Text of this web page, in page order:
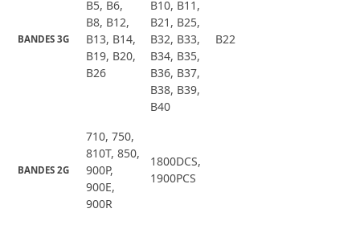
BANDES 3G
B5, B6,
B8, B12,
B13, B14,
B19, B20,
B26
B10, B11,
B21, B25,
B32, B33,
B34, B35,
B36, B37,
B38, B39,
B40
B22
BANDES 2G
710, 750,
810T, 850,
900P,
900E,
900R
1800DCS,
1900PCS